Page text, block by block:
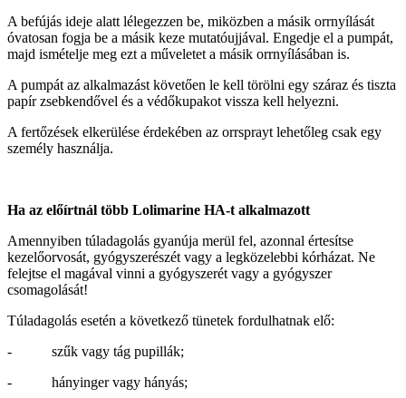
A befújás ideje alatt lélegezzen be, miközben a másik orrnyílását
óvatosan fogja be a másik keze mutatóujjával. Engedje el a pumpát,
majd ismételje meg ezt a műveletet a másik orrnyílásában is.
A pumpát az alkalmazást követően le kell törölni egy száraz és tiszta
papír zsebkendővel és a védőkupakot vissza kell helyezni.
A fertőzések elkerülése érdekében az orrsprayt lehetőleg csak egy
személy használja.
Ha az előírtnál több Lolimarine HA-t alkalmazott
Amennyiben túladagolás gyanúja merül fel, azonnal értesítse
kezelőorvosát, gyógyszerészét vagy a legközelebbi kórházat. Ne
felejtse el magával vinni a gyógyszerét vagy a gyógyszer
csomagolását!
Túladagolás esetén a következő tünetek fordulhatnak elő:
- szűk vagy tág pupillák;
- hányinger vagy hányás;